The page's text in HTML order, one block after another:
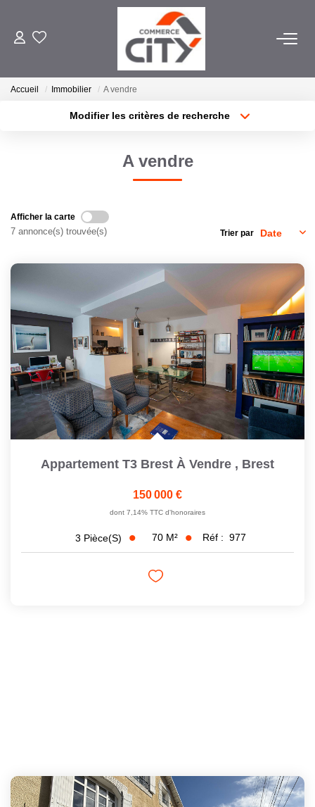
ACHETER
LOUER
GERER
NOTRE AGENCE
CONTACT
Accueil Immobilier A vendre
Modifier les critères de recherche
Créer une alerte
A vendre
Afficher la carte
7 annonce(s) trouvée(s) Trier par
Appartement T3 Brest À Vendre , Brest
150 000 €
dont 7,14% TTC d'honoraires
3 Pièce(s) 70 M² Réf : 977